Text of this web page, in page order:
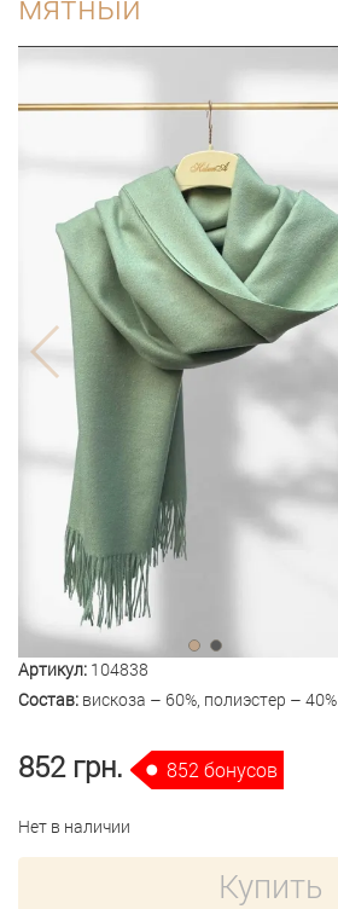
Артикул: 104838
Состав: вискоза – 60%, полиэстер – 40%
852 грн. 852 бонусов
Нет в наличии
Купить